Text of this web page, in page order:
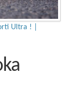
Ultra ! |